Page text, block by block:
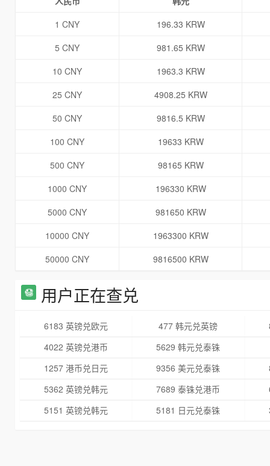
1 CNY
196.33 KRW
5 CNY
981.65 KRW
10 CNY
1963.3 KRW
25 CNY
4908.25 KRW
50 CNY
9816.5 KRW
100 CNY
19633 KRW
500 CNY
98165 KRW
1000 CNY
196330 KRW
5000 CNY
981650 KRW
10000 CNY
1963300 KRW
50000 CNY
9816500 KRW
用户正在查兑
6183 英镑兑欧元 477 韩元兑英镑
4022 英镑兑港币
5629 韩元兑泰铢
1257 港币兑日元
9356 美元兑泰铢
5362 英镑兑韩元
7689 泰铢兑港币
5151 英镑兑韩元
5181 日元兑泰铢